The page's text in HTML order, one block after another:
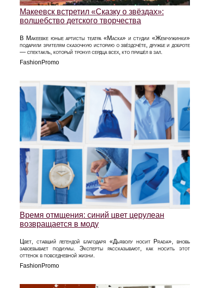
Макеевск встретил «Сказку о звёздах»:
волшебство детского творчества
В Макеевке юные артисты театра «Маска» и студии «Жемчужинки»
подарили зрителям сказочную историю о звёздочёте, дружбе и доброте
— спектакль, который тронул сердца всех, кто пришёл в зал.
FashionPromo
Время отмщения: синий цвет церулеан
возвращается в моду
Цвет, ставший легендой благодаря «Дьяволу носит Prada», вновь
завоевывает подиумы. Эксперты рассказывают, как носить этот
оттенок в повседневной жизни.
FashionPromo